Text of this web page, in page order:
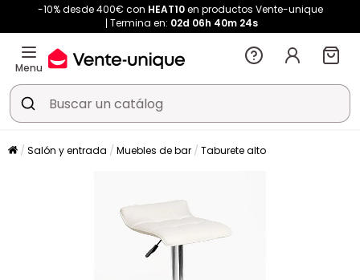
-10% desde 400€ con HEAT10en productos Vente-unique
Termina en: 02d 06h 40m 24s
Menu
Salón y entrada Muebles de bar Taburete alto